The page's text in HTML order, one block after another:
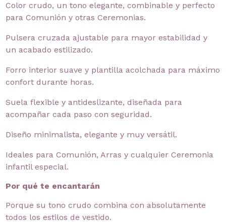
Color crudo, un tono elegante, combinable y perfecto
para Comunión y otras Ceremonias.
Pulsera cruzada ajustable para mayor estabilidad y
un acabado estilizado.
Forro interior suave y plantilla acolchada para máximo
confort durante horas.
Suela flexible y antideslizante, diseñada para
acompañar cada paso con seguridad.
Diseño minimalista, elegante y muy versátil.
Ideales para Comunión, Arras y cualquier Ceremonia
infantil especial.
Por qué te encantarán
Porque su tono crudo combina con absolutamente
todos los estilos de vestido.